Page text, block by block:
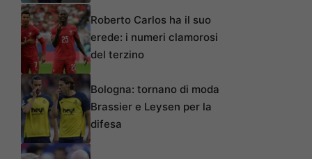
Roberto Carlos ha il suo
erede: i numeri clamorosi
del terzino
Bologna: tornano di moda
Brassier e Leysen per la
difesa